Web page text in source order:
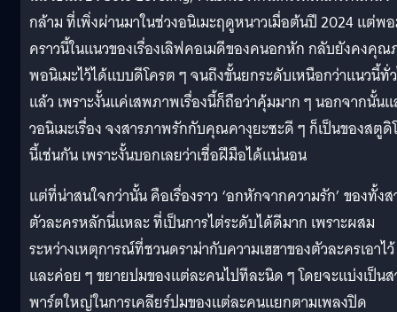
กล้าม ที่เพิ่งผ่านมาในช่วงอนิเมะฤดูหนาวเมื่อต้นปี 2024 แต่พ
คราวนี้ในแนวของเรื่องเลิฟคอเมดีของคนอกหัก กลับยังคงคุณ
พอนิเมะไว้ได้แบบดีโครต ๆ จนถึงขั้นยกระดับเหนือกว่าแนวนี้ทั่
แล้ว เพราะงั้นแค่เสพภาพเรื่องนี้ก็ถือว่าคุ้มมาก ๆ นอกจากนั้น
วอนิเมะเรื่อง จงสารภาพรักกับคุณคางุยะซะดี ๆ ก็เป็นของสตูดิ
นี้เช่นกัน เพราะงั้นบอกเลยว่าเชื่อฝีมือได้แน่นอน
แต่ที่น่าสนใจกว่านั้น คือเรื่องราว ‘อกหักจากความรัก’ ของทั้ง
ตัวละครหลักนี่แหละ ที่เป็นการไต่ระดับได้ดีมาก เพราะผสม
ระหว่างเหตุการณ์ที่ชวนดราม่ากับความเฮฮาของตัวละครเอาไว้
และค่อย ๆ ขยายปมของแต่ละคนไปทีละนิด ๆ โดยจะแบ่งเป็น
พาร์ตใหญ่ในการเคลียร์ปมของแต่ละคนแยกตามเพลงปิด